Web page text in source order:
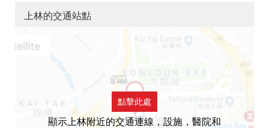
上林的交通站點
點擊此處
顯示上林附近的交通連線，設施，醫院和